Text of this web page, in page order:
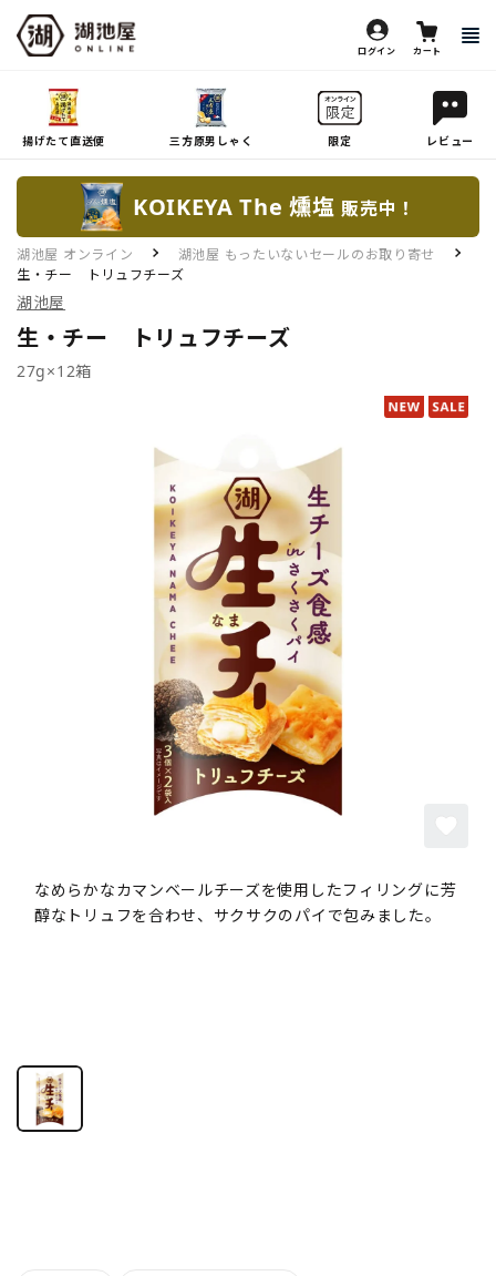
ログイン カート
揚げたて直送便 三方原男しゃく 限定 レビュー
KOIKEYA The 燻塩 販売中！
湖池屋 オンライン
湖池屋 もったいないセールのお取り寄せ
生・チー トリュフチーズ
湖池屋
生・チー トリュフチーズ
27g×12箱
なめらかなカマンベールチーズを使用したフィリングに芳
醇なトリュフを合わせ、サクサクのパイで包みました。